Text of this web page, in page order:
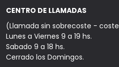
CENTRO DE LLAMADAS
(Llamada sin sobrecoste -
Lunes a Viernes 9 a 19 hs.
Sabado 9 a 18 hs.
Cerrado los Domingos.